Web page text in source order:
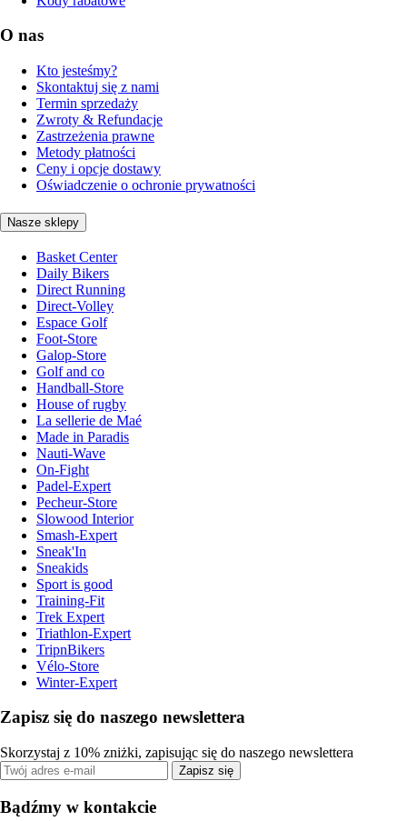
O nas
Kto jesteśmy?
Skontaktuj się z nami
Termin sprzedaży
Zwroty & Refundacje
Zastrzeżenia prawne
Metody płatności
Ceny i opcje dostawy
Oświadczenie o ochronie prywatności
Nasze sklepy
Basket Center
Daily Bikers
Direct Running
Direct-Volley
Espace Golf
Foot-Store
Galop-Store
Golf and co
Handball-Store
House of rugby
La sellerie de Maé
Made in Paradis
Nauti-Wave
On-Fight
Padel-Expert
Pecheur-Store
Slowood Interior
Smash-Expert
Sneak'In
Sneakids
Sport is good
Training-Fit
Trek Expert
Triathlon-Expert
TripnBikers
Vélo-Store
Winter-Expert
Zapisz się do naszego newslettera
Skorzystaj z 10% zniżki, zapisując się do naszego newslettera
Zapisz się
Bądźmy w kontakcie